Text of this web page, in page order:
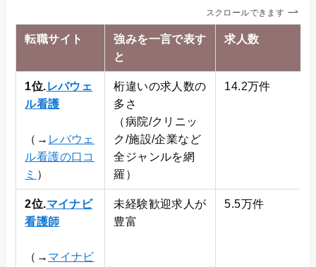
スクロールできます
転職サイト
強みを一言で表す
と
求人数
1位.レバウェ
ル看護
（→ レバウェ
ル看護の口コ
ミ ）
桁違いの求人数の
多さ
（病院/クリニッ
ク/施設/企業など
全ジャンルを網
羅）
14.2万件
2位.マイナビ
看護師
（→ マイナビ
未経験歓迎求人が
豊富
5.5万件